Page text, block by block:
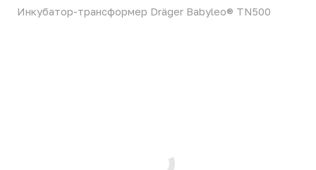
Инкубатор-трансформер Dräger Babyleo® TN500